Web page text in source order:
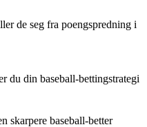
de seg fra poengspredning i
du din baseball-bettingstrategi
skarpere baseball-better